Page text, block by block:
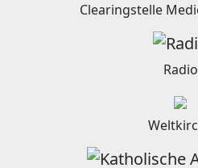
Clearingstelle
Radio